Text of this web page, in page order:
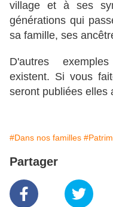
village et à ses
générations qui
sa famille, ses
D'autres
existent. Si vous
seront publiées elles
#Dans nos familles
Partager